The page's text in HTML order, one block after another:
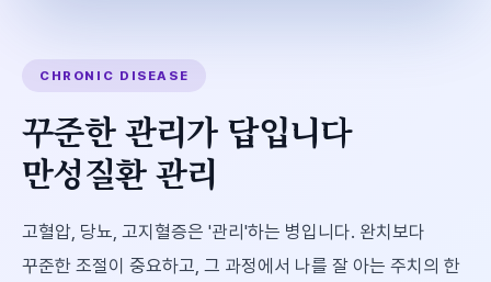
CHRONIC DISEASE
꾸준한 관리가 답입니다
만성질환 관리
고혈압, 당뇨, 고지혈증은 '관리'하는 병입니다. 완치보다
꾸준한 조절이 중요하고, 그 과정에서 나를 잘 아는 주치의 한